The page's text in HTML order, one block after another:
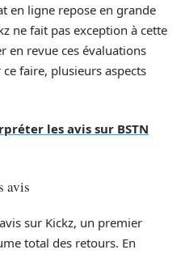
en ligne repose en grande
ne fait pas exception à cette
en revue ces évaluations
faire, plusieurs aspects
les avis sur BSTN
avis
avis sur Kickz, un premier
total des retours. En